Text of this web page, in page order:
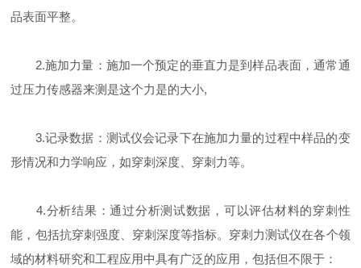
品表面平整。
2.施加力量：施加一个预定的垂直力是到样品表面，通常通
过压力传感器来测是这个力是的大小,
3.记录数据：测试仪会记录下在施加力量的过程中样品的变
形情况和力学响应，如穿刺深度、穿刺力等。
4.分析结果：通过分析测试数据，可以评估材料的穿刺性
能，包括抗穿刺强度、穿刺深度等指标。穿刺力测试仪在各个领
域的材料研究和工程应用中具有广泛的应用，包括但不限于：